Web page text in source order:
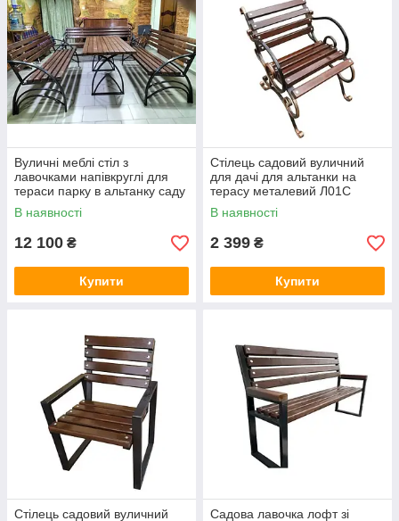
Вуличні меблі стіл з
лавочками напівкруглі для
тераси парку в альтанку саду
В наявності
12 100 ₴
Купити
Стілець садовий вуличний
для дачі для альтанки на
терасу металевий Л01С
В наявності
2 399 ₴
Купити
Стілець садовий вуличний
Садова лавочка лофт зі